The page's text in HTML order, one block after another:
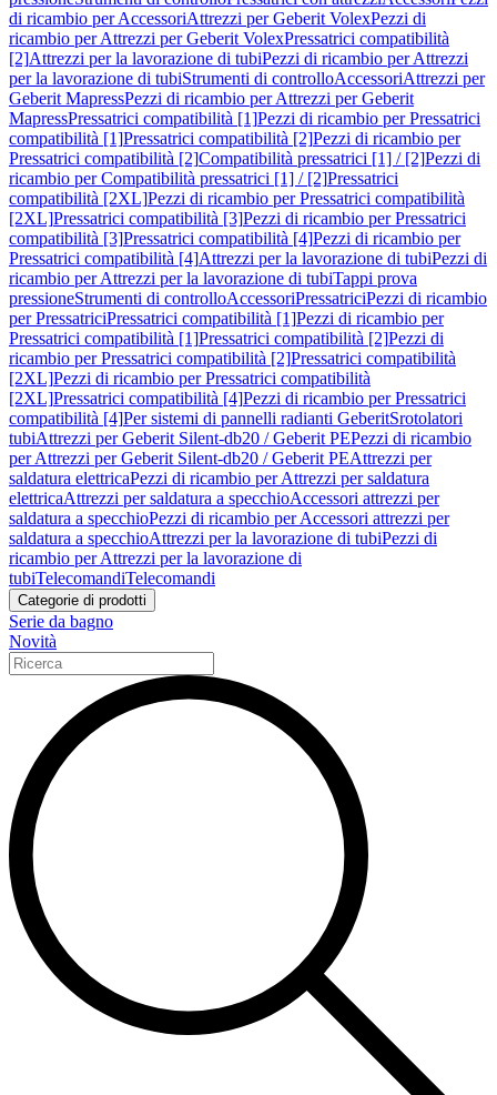
di ricambio per AccessoriAttrezzi per Geberit VolexPezzi di
ricambio per Attrezzi per Geberit VolexPressatrici compatibilità
[2]Attrezzi per la lavorazione di tubiPezzi di ricambio per Attrezzi
per la lavorazione di tubiStrumenti di controlloAccessoriAttrezzi per
Geberit MapressPezzi di ricambio per Attrezzi per Geberit
MapressPressatrici compatibilità [1]Pezzi di ricambio per Pressatrici
compatibilità [1]Pressatrici compatibilità [2]Pezzi di ricambio per
Pressatrici compatibilità [2]Compatibilità pressatrici [1] / [2]Pezzi di
ricambio per Compatibilità pressatrici [1] / [2]Pressatrici
compatibilità [2XL]Pezzi di ricambio per Pressatrici compatibilità
[2XL]Pressatrici compatibilità [3]Pezzi di ricambio per Pressatrici
compatibilità [3]Pressatrici compatibilità [4]Pezzi di ricambio per
Pressatrici compatibilità [4]Attrezzi per la lavorazione di tubiPezzi di
ricambio per Attrezzi per la lavorazione di tubiTappi prova
pressioneStrumenti di controlloAccessoriPressatriciPezzi di ricambio
per PressatriciPressatrici compatibilità [1]Pezzi di ricambio per
Pressatrici compatibilità [1]Pressatrici compatibilità [2]Pezzi di
ricambio per Pressatrici compatibilità [2]Pressatrici compatibilità
[2XL]Pezzi di ricambio per Pressatrici compatibilità
[2XL]Pressatrici compatibilità [4]Pezzi di ricambio per Pressatrici
compatibilità [4]Per sistemi di pannelli radianti GeberitSrotolatori
tubiAttrezzi per Geberit Silent-db20 / Geberit PEPezzi di ricambio
per Attrezzi per Geberit Silent-db20 / Geberit PEAttrezzi per
saldatura elettricaPezzi di ricambio per Attrezzi per saldatura
elettricaAttrezzi per saldatura a specchioAccessori attrezzi per
saldatura a specchioPezzi di ricambio per Accessori attrezzi per
saldatura a specchioAttrezzi per la lavorazione di tubiPezzi di
ricambio per Attrezzi per la lavorazione di
tubiTelecomandiTelecomandi
Categorie di prodotti
Serie da bagno
Novità